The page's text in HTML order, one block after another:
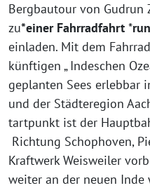
Bergbautour von Gudrun
zu*einer Fahrradfahrt *
einladen. Mit dem
künftigen „ Indeschen
geplanten Sees erlebbar
und der Städteregion
tartpunkt ist der
Richtung Schophoven,
Kraftwerk Weisweiler
weiter an der neuen Inde